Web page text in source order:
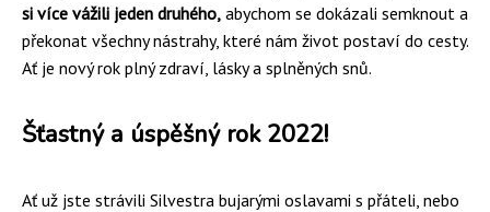
si více vážili jeden druhého, abychom se dokázali semknout a
překonat všechny nástrahy, které nám život postaví do cesty.
Ať je nový rok plný zdraví, lásky a splněných snů.
Šťastný a úspěšný rok 2022!
Ať už jste strávili Silvestra bujarými oslavami s přáteli, nebo